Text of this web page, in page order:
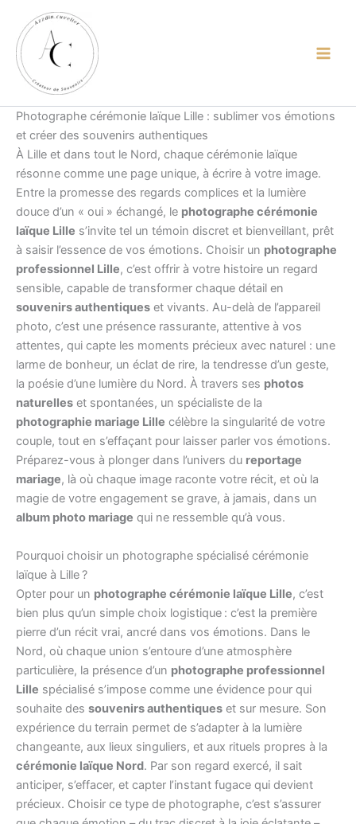
principal
contenu
Photographe cérémonie laïque Lille : sublimer vos émotions
et créer des souvenirs authentiques
À Lille et dans tout le Nord, chaque cérémonie laïque
résonne comme une page unique, à écrire à votre image.
Entre la promesse des regards complices et la lumière
douce d’un « oui » échangé, le photographe cérémonie
laïque Lille s’invite tel un témoin discret et bienveillant, prêt
à saisir l’essence de vos émotions. Choisir un photographe
professionnel Lille, c’est offrir à votre histoire un regard
sensible, capable de transformer chaque détail en
souvenirs authentiques et vivants. Au-delà de l’appareil
photo, c’est une présence rassurante, attentive à vos
attentes, qui capte les moments précieux avec naturel : une
larme de bonheur, un éclat de rire, la tendresse d’un geste,
la poésie d’une lumière du Nord. À travers ses photos
naturelles et spontanées, un spécialiste de la
photographie mariage Lille célèbre la singularité de votre
couple, tout en s’effaçant pour laisser parler vos émotions.
Préparez-vous à plonger dans l’univers du reportage
mariage, là où chaque image raconte votre récit, et où la
magie de votre engagement se grave, à jamais, dans un
album photo mariage qui ne ressemble qu’à vous.
Pourquoi choisir un photographe spécialisé cérémonie
laïque à Lille ?
Opter pour un photographe cérémonie laïque Lille, c’est
bien plus qu’un simple choix logistique : c’est la première
pierre d’un récit vrai, ancré dans vos émotions. Dans le
Nord, où chaque union s’entoure d’une atmosphère
particulière, la présence d’un photographe professionnel
Lille spécialisé s’impose comme une évidence pour qui
souhaite des souvenirs authentiques et sur mesure. Son
expérience du terrain permet de s’adapter à la lumière
changeante, aux lieux singuliers, et aux rituels propres à la
cérémonie laïque Nord. Par son regard exercé, il sait
anticiper, s’effacer, et capter l’instant fugace qui devient
précieux. Choisir ce type de photographe, c’est s’assurer